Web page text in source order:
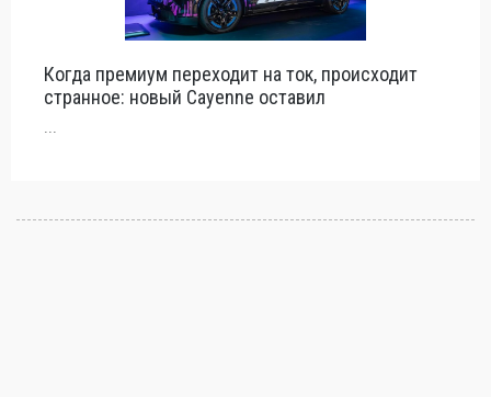
Когда премиум переходит на ток, происходит
странное: новый Cayenne оставил
...